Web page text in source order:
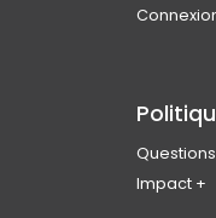
Codes
FAQ sur
Impact